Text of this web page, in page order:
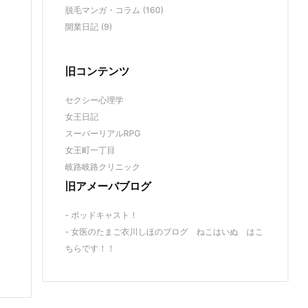
脱毛マンガ・コラム (160)
開業日記 (9)
旧コンテンツ
セクシー心理学
女王日記
スーパーリアルRPG
女王町一丁目
岐路岐路クリニック
旧アメーバブログ
- ポッドキャスト！
- 女医のたまご衣川しほのブログ ねこはいぬ はこ
ちらです！！